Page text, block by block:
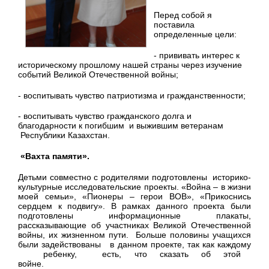
Перед собой я
поставила
определенные цели:
- прививать интерес к
историческому прошлому нашей страны через изучение
событий Великой Отечественной войны;
- воспитывать чувство патриотизма и гражданственности;
- воспитывать чувство гражданского долга и
благодарности к погибшим и выжившим ветеранам
Республики Казахстан.
«Вахта памяти».
Детьми совместно с родителями подготовлены историко-
культурные исследовательские проекты. «Война – в жизни
моей семьи», «Пионеры – герои ВОВ», «Прикоснись
сердцем к подвигу». В рамках данного проекта были
подготовлены информационные плакаты,
рассказывающие об участниках Великой Отечественной
войны, их жизненном пути. Больше половины учащихся
были задействованы в данном проекте, так как каждому
ребенку, есть, что сказать об этой
войне.